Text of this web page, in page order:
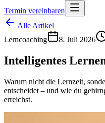
Termin vereinbaren
Alle Artikel
Lerncoaching
8. Juli 2026
Intelligentes
Warum nicht die Lernzeit,
entscheidet – und wie du
erreichst.